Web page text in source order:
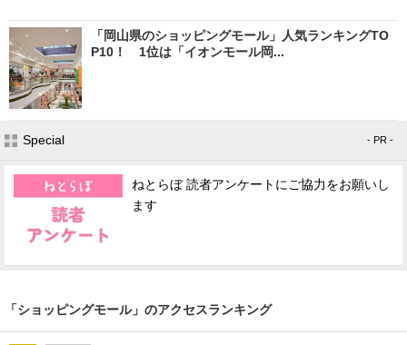
「岡山県のショッピングモール」人気ランキングTO
P10！ 1位は「イオンモール岡...
Special - PR -
ねとらぼ 読者アンケートにご協力をお願いし
ます
「ショッピングモール」のアクセスランキング